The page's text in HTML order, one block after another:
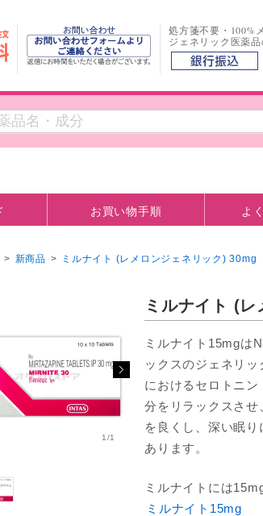
処方箋不要・100%
ジェネリック医薬
お買い物手順 よ
> 新商品 > ミルナイト (レメロンジェネリック) 30mg
1/1
ミルナイト (
ミルナイト15mgは
ックスのジェネリ
におけるセロトニ
分をリラックスさせ
を良くし、深い眠
あります。
ミルナイトには
ミルナイト15mg